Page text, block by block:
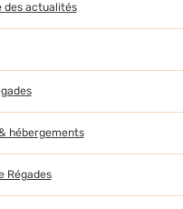
des actualités
hébergements
Régades